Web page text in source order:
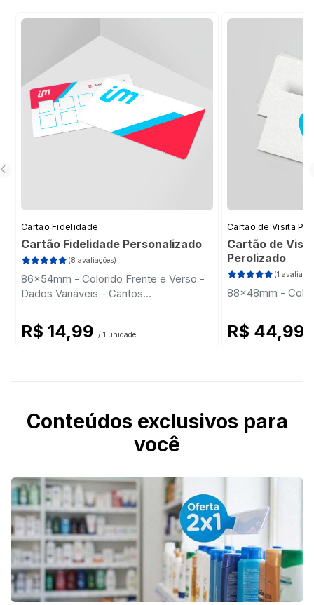
Cartão Fidelidade
Cartão Fidelidade Personalizado
(8 avaliações)
86x54mm - Colorido Frente e Verso -
Dados Variáveis - Cantos
R$ 14,99 / 1 unidade
Cartão de Visita
Cartão de
Perolizado
(1
88x48mm -
R$ 44,99
Conteúdos exclusivos para
você